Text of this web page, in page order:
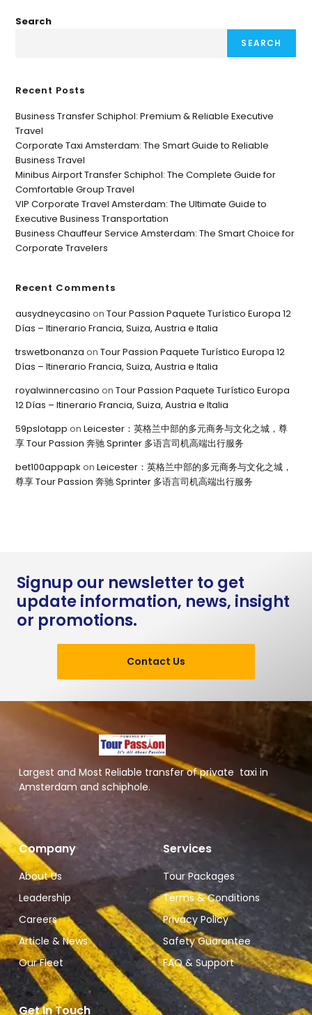
Search
SEARCH
Recent Posts
Business Transfer Schiphol: Premium & Reliable Executive
Travel
Corporate Taxi Amsterdam: The Smart Guide to Reliable
Business Travel
Minibus Airport Transfer Schiphol: The Complete Guide for
Comfortable Group Travel
VIP Corporate Travel Amsterdam: The Ultimate Guide to
Executive Business Transportation
Business Chauffeur Service Amsterdam: The Smart Choice for
Corporate Travelers
Recent Comments
ausydneycasino onTour Passion Paquete Turístico Europa 12
Días – Itinerario Francia, Suiza, Austria e Italia
trswetbonanza onTour Passion Paquete Turístico Europa 12
Días – Itinerario Francia, Suiza, Austria e Italia
royalwinnercasino onTour Passion Paquete Turístico Europa
12 Días – Itinerario Francia, Suiza, Austria e Italia
59pslotapp onLeicester：英格兰中部的多元商务与文化之城，尊
享 Tour Passion 奔驰 Sprinter 多语言司机高端出行服务
bet100appapk onLeicester：英格兰中部的多元商务与文化之城，
尊享 Tour Passion 奔驰 Sprinter 多语言司机高端出行服务
Signup our newsletter to get
update information, news, insight
or promotions.
Contact Us
Largest and Most Reliable transfer of private taxi in
Amsterdam and schiphole.
Company
About Us
Leadership
Careers
Article & News
Our Fleet
Services
Tour Packages
Terms & Conditions
Privacy Policy
Safety Guarantee
FAQ & Support
Get In Touch